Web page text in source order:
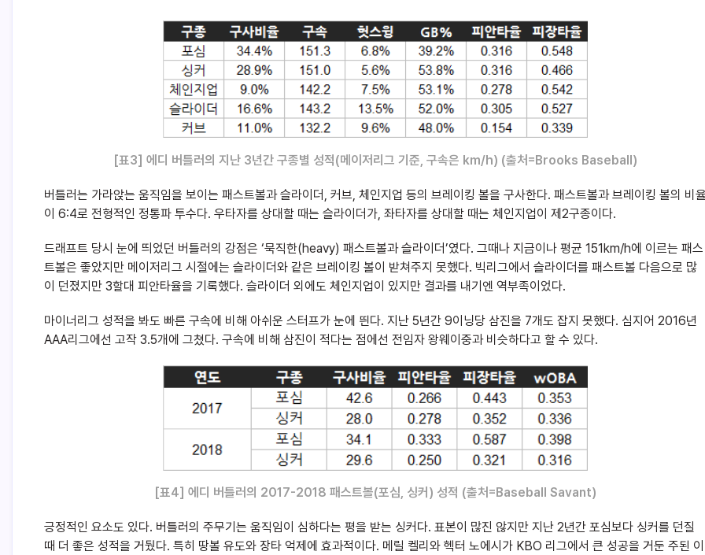
[표3] 에디 버틀러의 지난 3년간 구종별 성적(메이저리그 기준, 구속은 km/h) (출처=Brooks Baseball)
버틀러는 가라앉는 움직임을 보이는 패스트볼과 슬라이더, 커브, 체인지업 등의 브레이킹 볼을 구사한다. 패스트볼과 브레이킹 볼의 비
이 6:4로 전형적인 정통파 투수다. 우타자를 상대할 때는 슬라이더가, 좌타자를 상대할 때는 체인지업이 제2구종이다.
드래프트 당시 눈에 띄었던 버틀러의 강점은 ‘묵직한(heavy) 패스트볼과 슬라이더’였다. 그때나 지금이나 평균 151km/h에 이르는 패스
트볼은 좋았지만 메이저리그 시절에는 슬라이더와 같은 브레이킹 볼이 받쳐주지 못했다. 빅리그에서 슬라이더를 패스트볼 다음으로 많
이 던졌지만 3할대 피안타율을 기록했다. 슬라이더 외에도 체인지업이 있지만 결과를 내기엔 역부족이었다.
마이너리그 성적을 봐도 빠른 구속에 비해 아쉬운 스터프가 눈에 띈다. 지난 5년간 9이닝당 삼진을 7개도 잡지 못했다. 심지어 2016년
AAA리그에선 고작 3.5개에 그쳤다. 구속에 비해 삼진이 적다는 점에선 전임자 왕웨이중과 비슷하다고 할 수 있다.
[표4] 에디 버틀러의 2017-2018 패스트볼(포심, 싱커) 성적 (출처=Baseball Savant)
긍정적인 요소도 있다. 버틀러의 주무기는 움직임이 심하다는 평을 받는 싱커다. 표본이 많진 않지만 지난 2년간 포심보다 싱커를 던질
때 더 좋은 성적을 거뒀다. 특히 땅볼 유도와 장타 억제에 효과적이다. 메릴 켈리와 헥터 노에시가 KBO 리그에서 큰 성공을 거둔 주된 이